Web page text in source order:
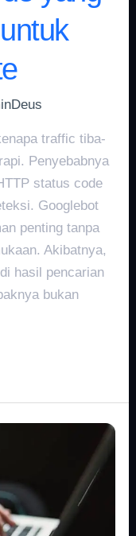
traffic tiba-
Penyebabnya
status code
Googlebot
penting tanpa
Akibatnya,
hasil pencarian
bukan